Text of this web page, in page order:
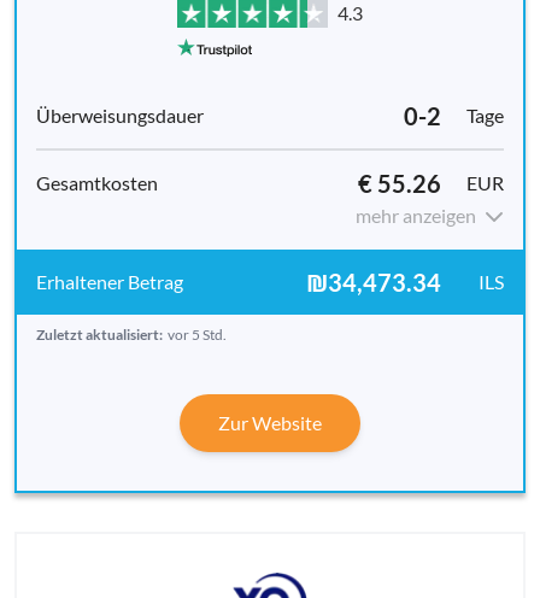
4.3
0-2 Tage
€ 55.26
EUR
mehr anzeigen
₪34,473.34 ILS
Zuletzt aktualisiert: vor 5 Std.
Zur Website